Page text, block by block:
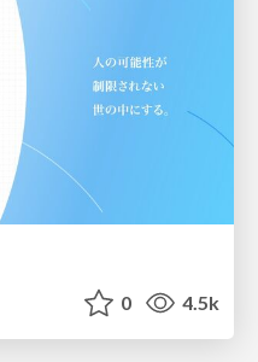
0 4.5k